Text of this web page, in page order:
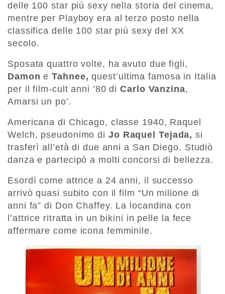
delle 100 star più sexy nella storia del cinema,
mentre per Playboy era al terzo posto nella
classifica delle 100 star più sexy del XX
secolo.
Sposata quattro volte, ha avuto due figli,
Damon eTahnee, quest’ultima famosa in Italia
per il film-cult anni ’80 diCarlo Vanzina,
Amarsi un po’.
Americana di Chicago, classe 1940, Raquel
Welch, pseudonimo di Jo Raquel Tejada, si
trasferì all’età di due anni a San Diego. Studiò
danza e partecipò a molti concorsi di bellezza.
Esordì come attrice a 24 anni, il successo
arrivò quasi subito con il film “Un milione di
anni fa” di Don Chaffey. La locandina con
l’attrice ritratta in un bikini in pelle la fece
affermare come icona femminile.